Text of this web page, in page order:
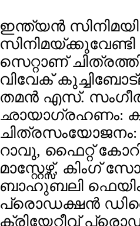
ഇന്ത്യന്‍
സിനിമയ്ക്കുവേണ്ടി
സെറ്റാണ്
വിവേക്
തമന്‍ എസ്.
ഛായാഗ്രഹണം:
ചിത്രസംയോജനം:
റാവു, ഫൈറ്റ്
മാസ്റ്റേഴ്സ്,
ബാഹുബലി
പ്രൊഡക്ഷന്‍
ക്രിയേറ്റീവ്